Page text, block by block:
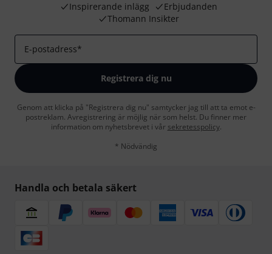
Inspirerande inlägg
Erbjudanden
Thomann Insikter
E-postadress*
Registrera dig nu
Genom att klicka på "Registrera dig nu" samtycker jag till att ta emot e-
postreklam. Avregistrering är möjlig när som helst. Du finner mer
information om nyhetsbrevet i vår sekretesspolicy.
* Nödvändig
Handla och betala säkert